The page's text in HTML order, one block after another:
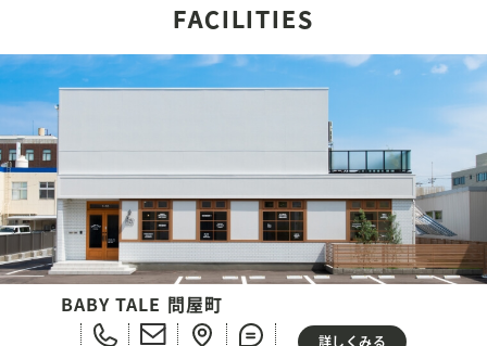
FACILITIES
BABY TALE 問屋町
詳しくみる